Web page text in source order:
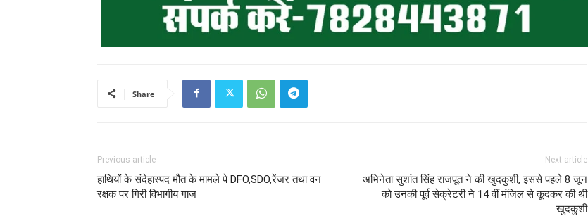
Share
Previous article
हाथियों के संदेहास्पद मौत के मामले पे DFO,SDO,रेंजर तथा वन
रक्षक पर गिरी विभागीय गाज
Next article
अभिनेता सुशांत सिंह राजपूत ने की खुदकुशी, इससे पहले 8 जून
को उनकी पूर्व सेक्रेटरी ने 14 वीं मंजिल से कूदकर की थी
खुदकुशी